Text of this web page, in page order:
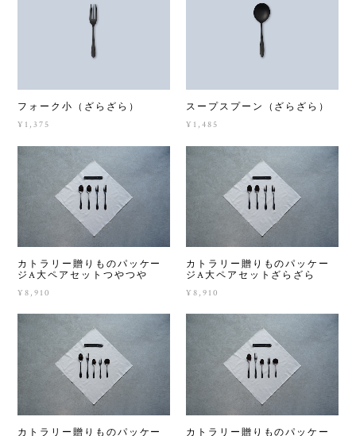
フォーク小（ざらざら）
¥1,375
スープスプーン（ざらざら）
¥1,485
カトラリー贈りものパッケー
ジA大ペアセットつやつや
¥8,910
カトラリー贈りものパッケー
ジA大ペアセットざらざら
¥8,910
カトラリー贈りものパッケー
カトラリー贈りものパッケー